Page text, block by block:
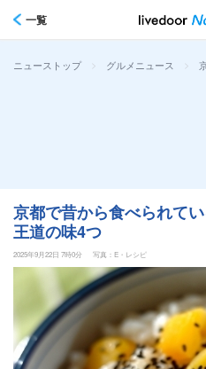
一覧
ニューストップ > グルメニュース >
京都で昔から食べられて
王道の味4つ
2025年9月22日 7時0分 写真：E・レシピ